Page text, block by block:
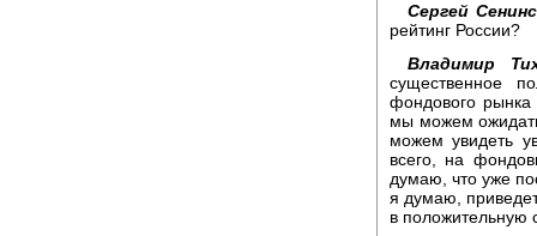
Сергей
рейтинг России?
Владимир
существенное
фондового рынка
мы можем
можем увидеть
всего, на
думаю, что уже
я думаю,
в положительную